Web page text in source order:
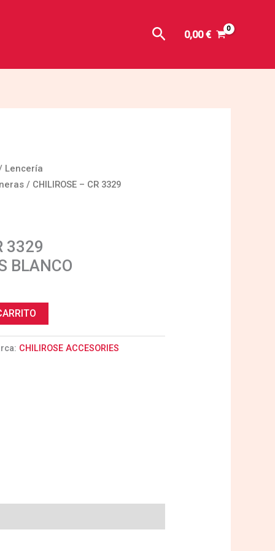
Buscar
0,00€
Lencería
/ CHILIROSE – CR 3329
3329
BLANCO
CHILIROSE ACCESORIES